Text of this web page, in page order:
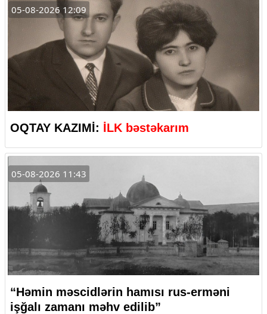
05-08-2026 12:09
OQTAY KAZIMİ: İLK bəstəkarım
05-08-2026 11:43
“Həmin məscidlərin hamısı rus-erməni
işğalı zamanı məhv edilib”